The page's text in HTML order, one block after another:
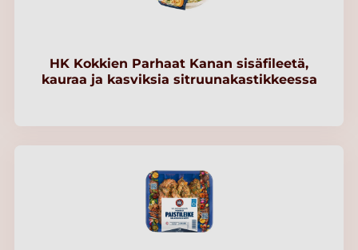
HK Kokkien Parhaat Kanan sisäfileetä,
kauraa ja kasviksia sitruunakastikkeessa